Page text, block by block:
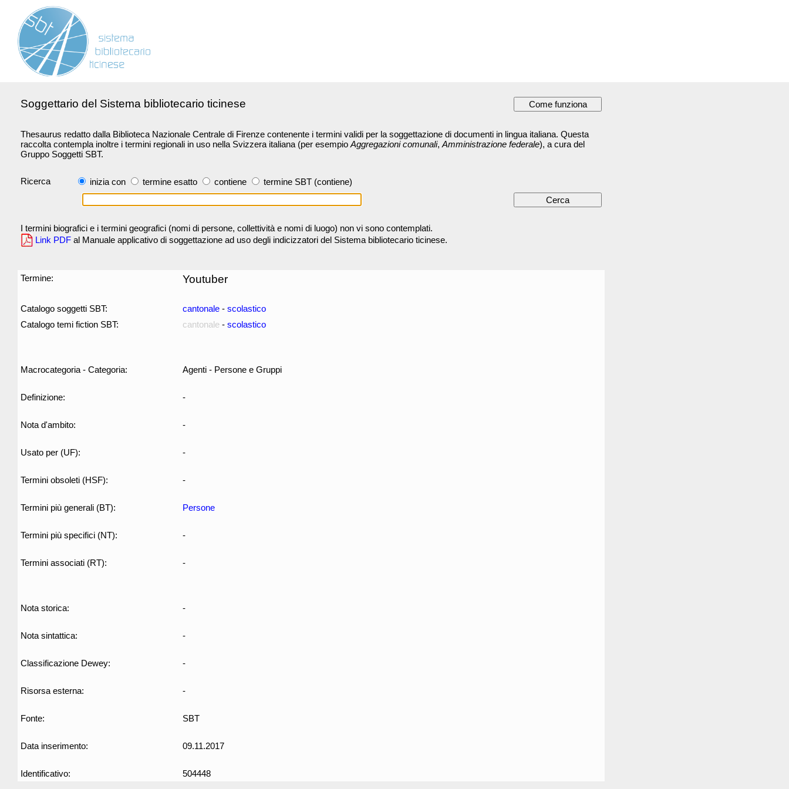
Soggettario del Sistema bibliotecario ticinese
Thesaurus redatto dalla Biblioteca Nazionale Centrale di Firenze contenente i termini validi per la soggettazione di documenti in lingua italiana. Questa
raccolta contempla inoltre i termini regionali in uso nella Svizzera italiana (per esempio Aggregazioni comunali, Amministrazione federale), a cura del
Gruppo Soggetti SBT.
Ricerca inizia con termine esatto contiene termine SBT (contiene)
I termini biografici e i termini geografici (nomi di persone, collettività e nomi di luogo) non vi sono contemplati.
Link PDF al Manuale applicativo di soggettazione ad uso degli indicizzatori del Sistema bibliotecario ticinese.
Termine: Youtuber
Catalogo soggetti SBT: cantonale - scolastico
Catalogo temi fiction SBT:
cantonale - scolastico
Macrocategoria - Categoria: Agenti - Persone e Gruppi
Definizione: -
Nota d'ambito: -
Usato per (UF): -
Termini obsoleti (HSF): -
Termini più generali (BT): Persone
Termini più specifici (NT): -
Termini associati (RT): -
Nota storica: -
Nota sintattica: -
Classificazione Dewey: -
Risorsa esterna: -
Fonte: SBT
Data inserimento: 09.11.2017
Identificativo: 504448